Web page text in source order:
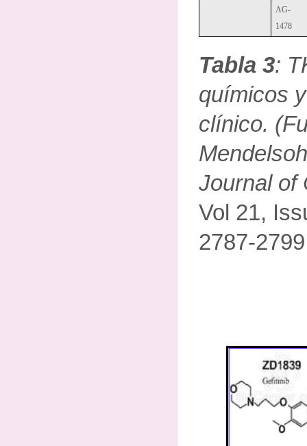
AG-
1478
Tabla 3:
químicos
clínico.
Journal of
Vol 21,
2787-